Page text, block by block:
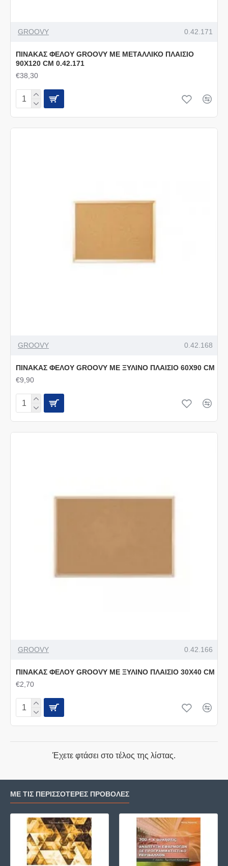
GROOVY 0.42.171
ΠΙΝΑΚΑΣ ΦΕΛΟΥ GROOVY ΜΕ ΜΕΤΑΛΛΙΚΟ ΠΛΑΙΣΙΟ
90Χ120 CΜ 0.42.171
€38,30
GROOVY 0.42.168
ΠΙΝΑΚΑΣ ΦΕΛΟΥ GRΟΟVΥ ΜΕ ΞΥΛΙΝΟ ΠΛΑΙΣΙΟ 60Χ90 CΜ
€9,90
GROOVY 0.42.166
ΠΙΝΑΚΑΣ ΦΕΛΟΥ GRΟΟVΥ ΜΕ ΞΥΛΙΝΟ ΠΛΑΙΣΙΟ 30Χ40 CΜ
€2,70
Έχετε φτάσει στο τέλος της λίστας.
ΜΕ ΤΙΣ ΠΕΡΙΣΣΌΤΕΡΕΣ ΠΡΟΒΟΛΈΣ